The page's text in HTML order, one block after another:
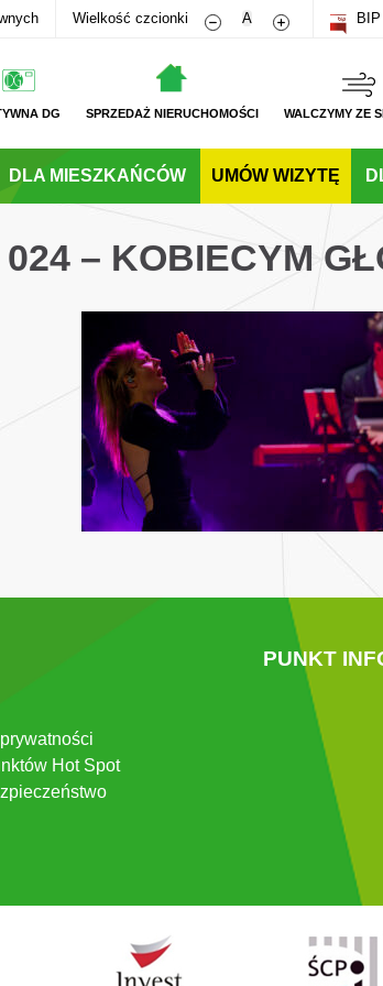
Wielkość czcionki Zmniejsz rozmiar czcionki
A Zwiększ BIP
DG SPRZEDAŻ NIERUCHOMOŚCI WALCZYMY ZE
DLA MIESZKAŃCÓW UMÓW WIZYTĘ
024 – KOBIECYM
Hot Spot
PUNKT